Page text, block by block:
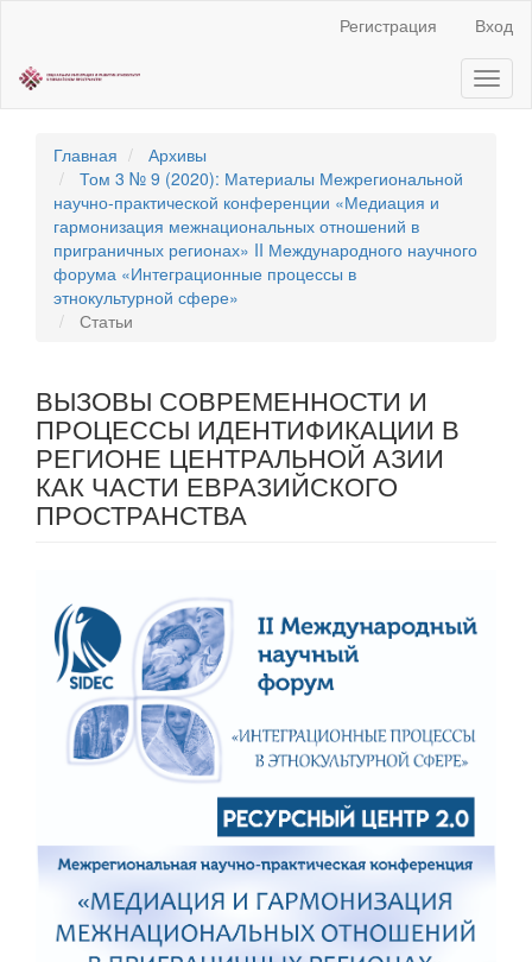
содержанию
страницы
навигация
Основное
содержание
Боковая
панель
Регистрация Вход
Главная
Архивы
Том 3 № 9 (2020): Материалы Межрегиональной
научно‐практической конференции «Медиация и
гармонизация межнациональных отношений в
приграничных регионах» II Международного научного
форума «Интеграционные процессы в
этнокультурной сфере»
Статьи
ВЫЗОВЫ СОВРЕМЕННОСТИ И
ПРОЦЕССЫ ИДЕНТИФИКАЦИИ В
РЕГИОНЕ ЦЕНТРАЛЬНОЙ АЗИИ
КАК ЧАСТИ ЕВРАЗИЙСКОГО
ПРОСТРАНСТВА
боковой
панели